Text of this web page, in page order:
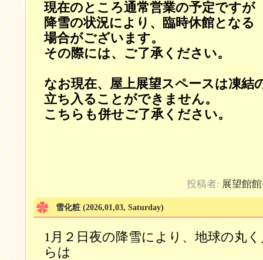
現在のところ通常営業の予定ですが
降雪の状況により、臨時休館となる
場合がございます。
その際には、ご了承ください。
なお現在、屋上展望スペースは凍結
立ち入ることができません。
こちらも併せご了承ください。
投稿者: 展望館
雪化粧 (2026,01,03, Saturday)
1月２日夜の降雪により、地球の丸
らは